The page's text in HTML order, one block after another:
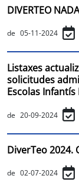
DIVERTEO
de 05-11-2024
Listaxes
solicitudes
Escolas
de 20-09-2024
DiverTeo 2024.
de 02-07-2024